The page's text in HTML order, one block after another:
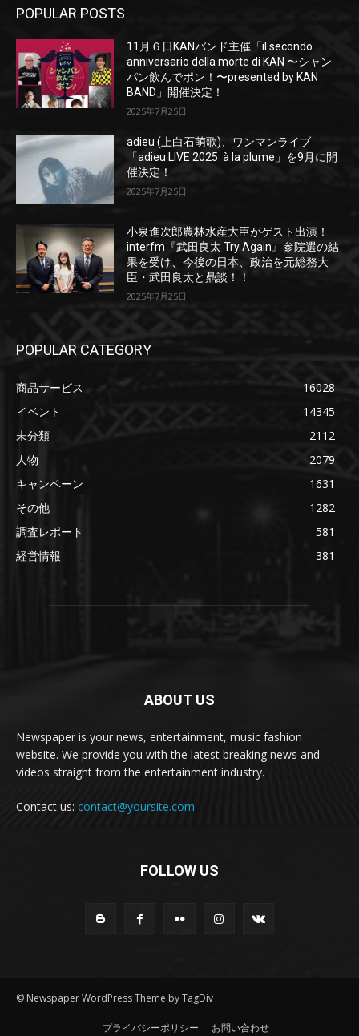
POPULAR POSTS
11月６日KANバンド主催「il secondo
anniversario della morte di KAN 〜シャン
パン飲んでポン！〜presented by KAN
BAND」開催決定！
2025年7月25日
adieu (上白石萌歌)、ワンマンライブ
「adieu LIVE 2025 à la plume」を9月に開
催決定！
2025年7月25日
小泉進次郎農林水産大臣がゲスト出演！
interfm『武田良太 Try Again』参院選の結
果を受け、今後の日本、政治を元総務大
臣・武田良太と鼎談！！
2025年7月25日
POPULAR CATEGORY
商品サービス
16028
イベント
14345
未分類
2112
人物
2079
キャンペーン
1631
その他
1282
調査レポート
581
経営情報
381
ABOUT US
Newspaper is your news, entertainment, music fashion
website. We provide you with the latest breaking news and
videos straight from the entertainment industry.
Contact us: contact@yoursite.com
FOLLOW US
© Newspaper WordPress Theme by TagDiv
プライバシーポリシー お問い合わせ